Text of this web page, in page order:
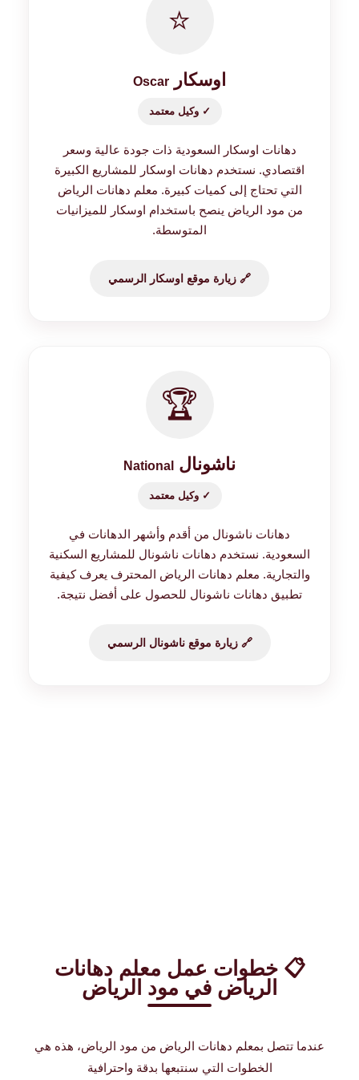
⭐
اوسكار Oscar
✓ وكيل معتمد
دهانات اوسكار السعودية ذات جودة عالية وسعر
اقتصادي. نستخدم دهانات اوسكار للمشاريع الكبيرة
التي تحتاج إلى كميات كبيرة. معلم دهانات الرياض
من مود الرياض ينصح باستخدام اوسكار للميزانيات
المتوسطة.
🔗 زيارة موقع اوسكار الرسمي
🏆
ناشونال National
✓ وكيل معتمد
دهانات ناشونال من أقدم وأشهر الدهانات في
السعودية. نستخدم دهانات ناشونال للمشاريع السكنية
والتجارية. معلم دهانات الرياض المحترف يعرف كيفية
تطبيق دهانات ناشونال للحصول على أفضل نتيجة.
🔗 زيارة موقع ناشونال الرسمي
📋 خطوات عمل معلم دهانات
الرياض في مود الرياض
عندما تتصل بمعلم دهانات الرياض من مود الرياض، هذه هي
الخطوات التي سنتبعها بدقة واحترافية